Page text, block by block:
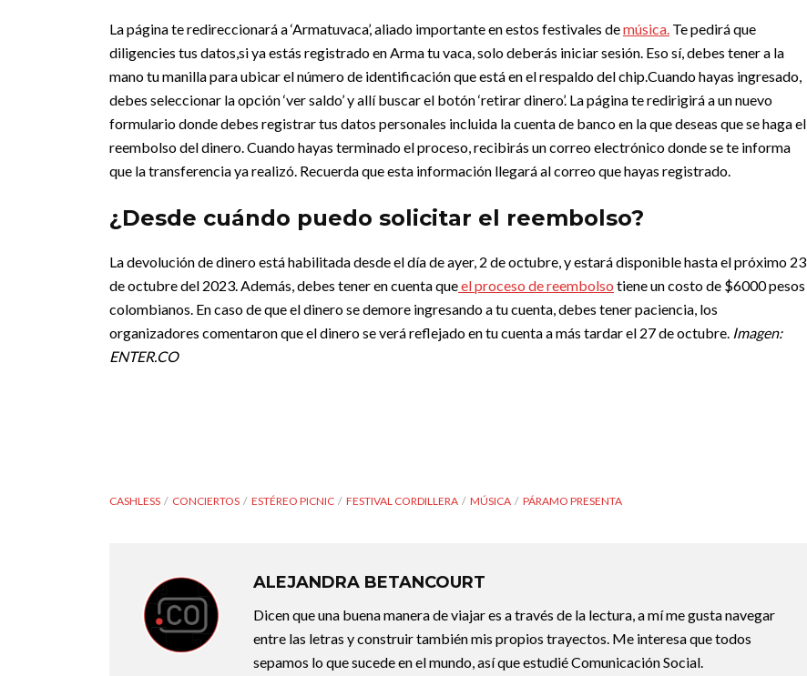
La página te redireccionará a ‘Armatuvaca’, aliado importante en estos festivales demúsica. Te pedirá que
diligencies tus datos,si ya estás registrado en Arma tu vaca, solo deberás iniciar sesión. Eso sí, debes tener a la
mano tu manilla para ubicar el número de identificación que está en el respaldo del chip.Cuando hayas ingresado,
debes seleccionar la opción ‘ver saldo’ y allí buscar el botón ‘retirar dinero’. La página te redirigirá a un nuevo
formulario donde debes registrar tus datos personales incluida la cuenta de banco en la que deseas que se haga el
reembolso del dinero. Cuando hayas terminado el proceso, recibirás un correo electrónico donde se te informa
que la transferencia ya realizó. Recuerda que esta información llegará al correo que hayas registrado.
¿Desde cuándo puedo solicitar el reembolso?
La devolución de dinero está habilitada desde el día de ayer, 2 de octubre, y estará disponible hasta el próximo 23
de octubre del 2023. Además, debes tener en cuenta queel proceso de reembolso tiene un costo de $6000 pesos
colombianos. En caso de que el dinero se demore ingresando a tu cuenta, debes tener paciencia, los
organizadores comentaron que el dinero se verá reflejado en tu cuenta a más tardar el 27 de octubre. Imagen:
ENTER.CO
CASHLESS CONCIERTOS ESTÉREO PICNIC FESTIVAL CORDILLERA MÚSICA PÁRAMO PRESENTA
ALEJANDRA BETANCOURT
Dicen que una buena manera de viajar es a través de la lectura, a mí me gusta navegar
entre las letras y construir también mis propios trayectos. Me interesa que todos
sepamos lo que sucede en el mundo, así que estudié Comunicación Social.